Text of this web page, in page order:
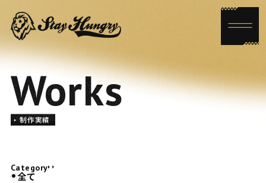
Works
制作実績
Category
全て